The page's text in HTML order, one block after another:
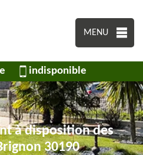
MENU
indisponible
à disposition des
30190